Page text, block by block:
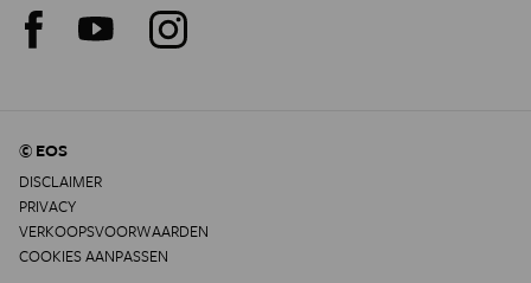
© EOS
DISCLAIMER
PRIVACY
VERKOOPSVOORWAARDEN
COOKIES AANPASSEN